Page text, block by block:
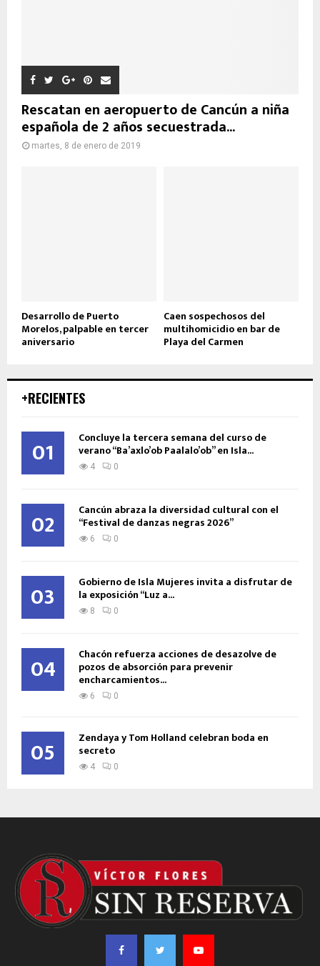
Rescatan en aeropuerto de Cancún a niña
española de 2 años secuestrada...
martes, 8 de enero de 2019
Desarrollo de Puerto
Morelos, palpable en tercer
aniversario
Caen sospechosos del
multihomicidio en bar de
Playa del Carmen
+RECIENTES
01 Concluye la tercera semana del curso de
verano “Ba’axlo’ob Paalalo’ob” en Isla...
4 0
02 Cancún abraza la diversidad cultural con el
“Festival de danzas negras 2026”
6 0
03 Gobierno de Isla Mujeres invita a disfrutar de
la exposición “Luz a...
8 0
04 Chacón refuerza acciones de desazolve de
pozos de absorción para prevenir
encharcamientos...
6 0
05 Zendaya y Tom Holland celebran boda en
secreto
4 0